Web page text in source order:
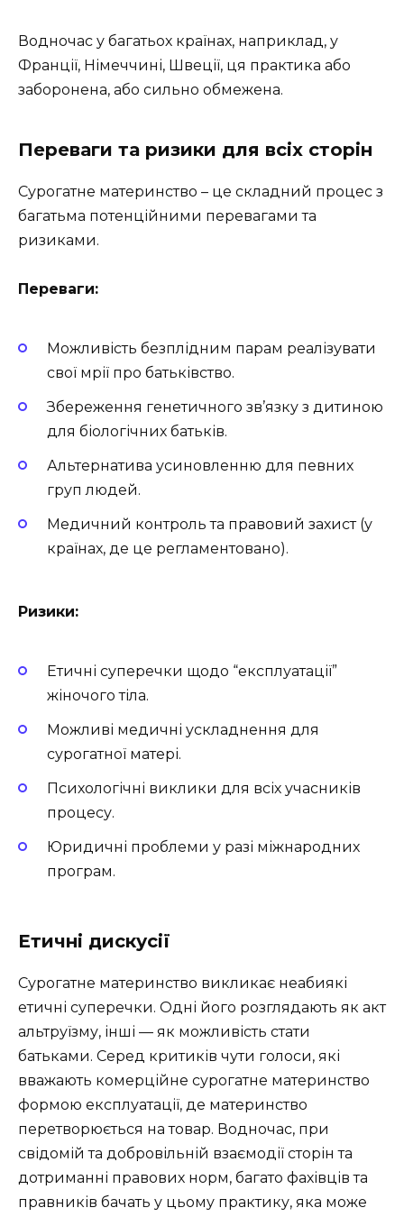
Водночас у багатьох країнах, наприклад, у
Франції, Німеччині, Швеції, ця практика або
заборонена, або сильно обмежена.
Переваги та ризики для всіх сторін
Сурогатне материнство – це складний процес з
багатьма потенційними перевагами та
ризиками.
Переваги:
Можливість безплідним парам реалізувати
свої мрії про батьківство.
Збереження генетичного зв’язку з дитиною
для біологічних батьків.
Альтернатива усиновленню для певних
груп людей.
Медичний контроль та правовий захист (у
країнах, де це регламентовано).
Ризики:
Етичні суперечки щодо “експлуатації”
жіночого тіла.
Можливі медичні ускладнення для
сурогатної матері.
Психологічні виклики для всіх учасників
процесу.
Юридичні проблеми у разі міжнародних
програм.
Етичні дискусії
Сурогатне материнство викликає неабиякі
етичні суперечки. Одні його розглядають як акт
альтруїзму, інші — як можливість стати
батьками. Серед критиків чути голоси, які
вважають комерційне сурогатне материнство
формою експлуатації, де материнство
перетворюється на товар. Водночас, при
свідомій та добровільній взаємодії сторін та
дотриманні правових норм, багато фахівців та
правників бачать у цьому практику, яка може